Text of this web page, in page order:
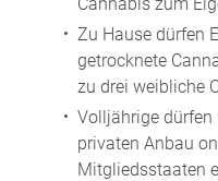
Zu Hause dürfen
getrocknete
zu drei weibliche
Volljährige dürfen
privaten Anbau
Mitgliedsstaaten